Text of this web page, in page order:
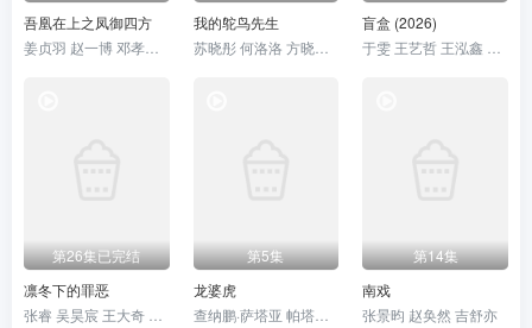
吾凰在上之凤御四方
我的鸵鸟先生
苏晓彤 何洛洛 方晓东 王若衫 胡晓龙 贾笑涵
盲盒 (2026)
第26集已完结
凛冬下的罪恶
第5集
龙婆虎
查纳鹏·萨塔亚 帕塔查雅·平莎莫
第14集
南戏
张景昀 赵奂然 吉舒亦